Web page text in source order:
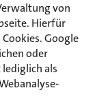
von
Hierfür
Google
oder
als